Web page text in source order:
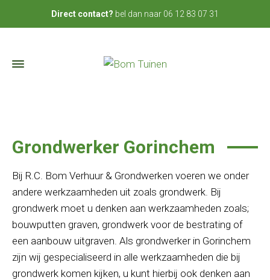
Direct contact? bel dan naar 06 12 83 07 31
Grondwerker Gorinchem
Bij R.C. Bom Verhuur & Grondwerken voeren we onder
andere werkzaamheden uit zoals grondwerk. Bij
grondwerk moet u denken aan werkzaamheden zoals;
bouwputten graven, grondwerk voor de bestrating of
een aanbouw uitgraven. Als grondwerker in Gorinchem
zijn wij gespecialiseerd in alle werkzaamheden die bij
grondwerk komen kijken, u kunt hierbij ook denken aan